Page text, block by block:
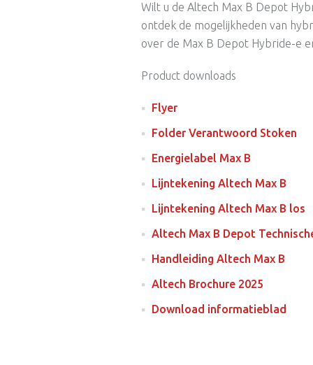
Wilt u de Altech Max B Depot
ontdek de mogelijkheden van
over de Max B Depot Hybride-e
Product downloads
Flyer
Folder Verantwoord Stoken
Energielabel Max B
Lijntekening Altech Max B
Lijntekening Altech Max B los
Altech Max B Depot
Handleiding Altech Max B
Altech Brochure 2025
Download informatieblad